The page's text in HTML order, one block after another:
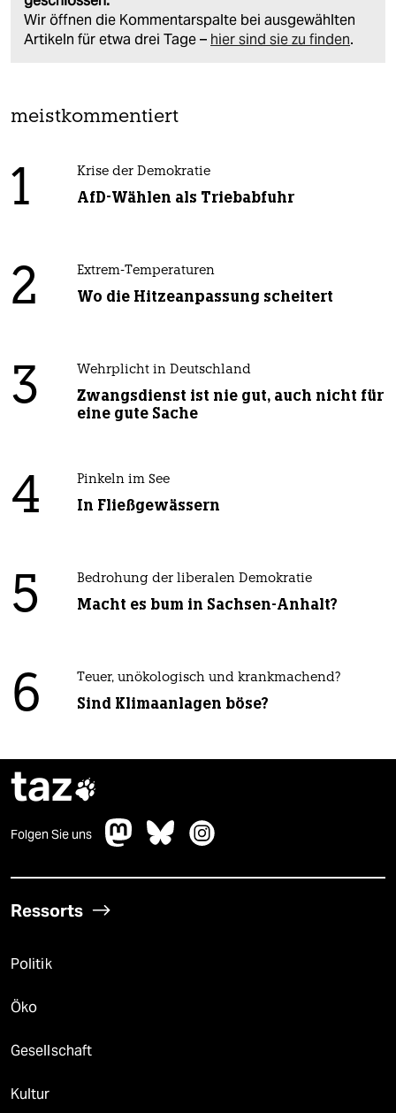
Wir öffnen die Kommentarspalte bei ausgewählten
Artikeln für etwa drei Tage – hier sind sie zu finden.
meistkommentiert
1 Krise der Demokratie
AfD-Wählen als Triebabfuhr
2 Extrem-Temperaturen
Wo die Hitzeanpassung scheitert
3 Wehrplicht in Deutschland
Zwangsdienst ist nie gut, auch nicht für
eine gute Sache
4 Pinkeln im See
In Fließgewässern
5 Bedrohung der liberalen Demokratie
Macht es bum in Sachsen-Anhalt?
6 Teuer, unökologisch und krankmachend?
Sind Klimaanlagen böse?
taz
Folgen Sie uns
Ressorts
Politik
Öko
Gesellschaft
Kultur